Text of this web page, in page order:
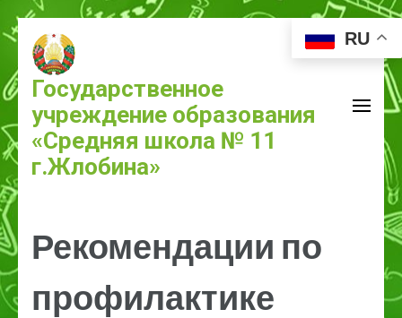
Государственное
учреждение образования
«Средняя школа № 11
г.Жлобина»
Рекомендации по
профилактике
RU